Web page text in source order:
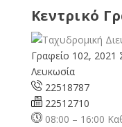
Κεντρικό
Γραφείο 102, 2021
Λευκωσία
22518787
22512710
08:00 – 16:00